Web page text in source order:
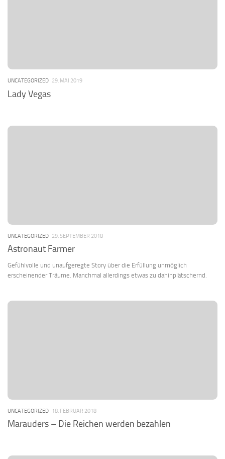
UNCATEGORIZED 29. MAI 2019
Lady Vegas
UNCATEGORIZED 29. SEPTEMBER 2018
Astronaut Farmer
Gefühlvolle und unaufgeregte Story über die Erfüllung unmöglich
erscheinender Träume. Manchmal allerdings etwas zu dahinplätschernd.
UNCATEGORIZED 18. FEBRUAR 2018
Marauders – Die Reichen werden bezahlen